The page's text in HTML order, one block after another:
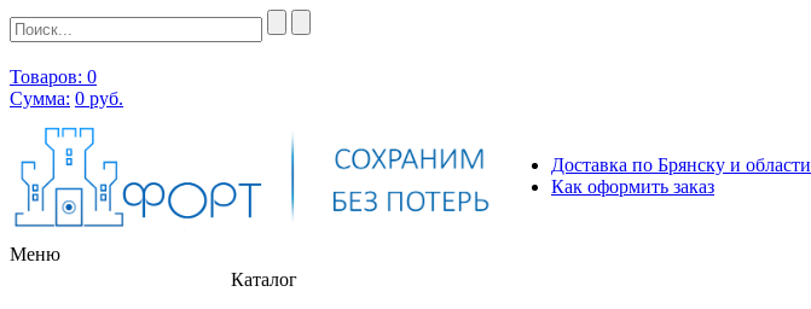
Товаров: 0
Сумма: 0 руб.
Доставка по Брянску и области
Как оформить заказ
Меню
Каталог